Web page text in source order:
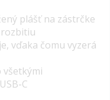
plášť na zástrčke
vďaka čomu vyzerá
všetkými
C